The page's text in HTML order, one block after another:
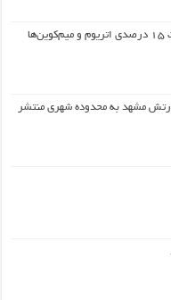
مشهد به محدوده شهری منتشر